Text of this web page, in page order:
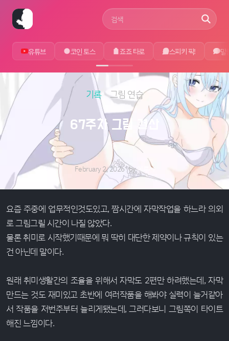
사이트 검색어
유튜브 코인 토스 죠죠 타로 스피키 픽! 말
기록 그림 연습
67주차 그림 결산
February 2, 2026 by에루샤
요즘 주중에 업무적인것도있고, 짬시간에 자막작업을 하느라 의외
로 그림그릴 시간이 나질 않았다.
물론 취미로 시작했기때문에 뭐 딱히 대단한 제약이나 규칙이 있는
건 아닌데 말이다.
원래 취미생활간의 조율을 위해서 자막도 2편만 하려했는데, 자막
만드는 것도 재미있고 초반에 여러작품을 해봐야 실력이 늘거같아
서 작품을 저번주부터 늘리게됐는데, 그러다보니 그림쪽이 타이트
해진 느낌이다.